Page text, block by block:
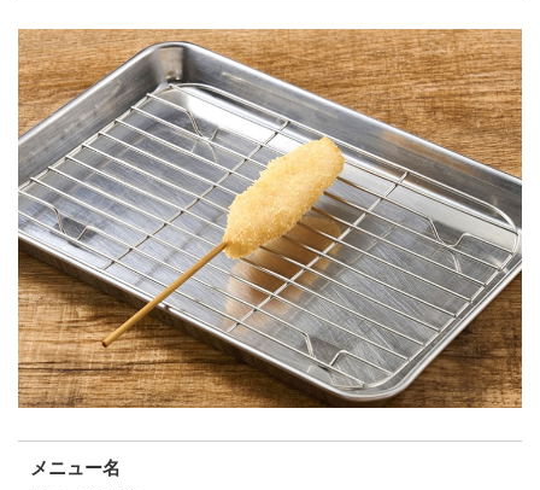
メニュー名